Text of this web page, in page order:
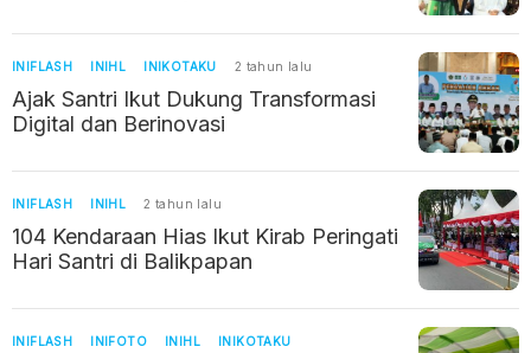
INIFLASH INIHL INIKOTAKU 2 tahun lalu
Ajak Santri Ikut Dukung Transformasi
Digital dan Berinovasi
INIFLASH INIHL 2 tahun lalu
104 Kendaraan Hias Ikut Kirab Peringati
Hari Santri di Balikpapan
INIFLASH INIFOTO INIHL
INIKOTAKU